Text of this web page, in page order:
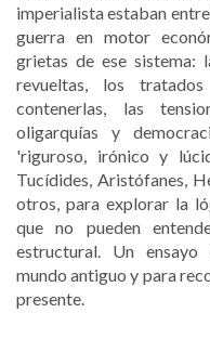
imperialista estaban
guerra en motor
grietas de ese sistema:
revueltas, los
contenerlas, las
oligarquías y
'riguroso, irónico y
Tucídides, Aristófanes,
otros, para explorar la
que no pueden
estructural. Un
mundo antiguo y para
presente.